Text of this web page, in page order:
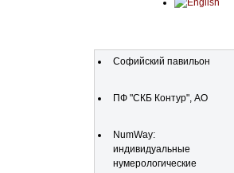
Софийский павильон
ПФ "СКБ Контур", АО
NumWay:
индивидуальные
нумерологические